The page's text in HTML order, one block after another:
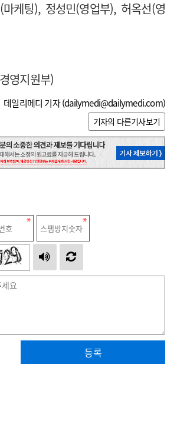
케팅), 정성민(영업부), 허옥선(영
영지원부)
데일리메디 기자 (dailymedi@dailymedi.com)
기자의 다른기사보기
등록